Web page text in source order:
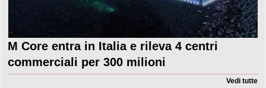
M Core entra in Italia e rileva 4 centri
commerciali per 300 milioni
Vedi tutte